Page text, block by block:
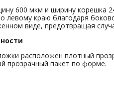
600 мкм и ширину корешка
левому краю благодаря
виде, предотвращая
расположен плотный
прозрачный пакет по форме.